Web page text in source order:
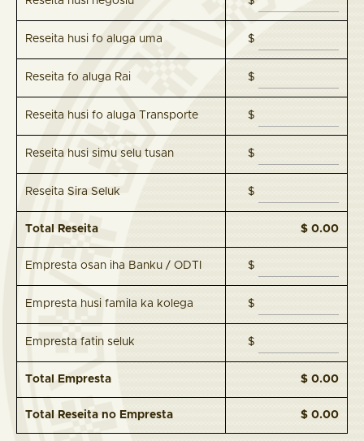
Reseita husi fo aluga uma $
Reseita fo aluga Rai $
Reseita husi fo aluga Transporte $
Reseita husi simu selu tusan $
Reseita Sira Seluk $
Total Reseita $ 0.00
Empresta osan iha Banku / ODTI $
Empresta husi famila ka kolega $
Empresta fatin seluk $
Total Empresta $ 0.00
Total Reseita no Empresta $ 0.00